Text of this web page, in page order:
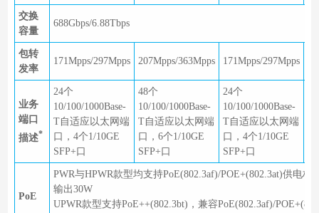
交换
容量
688Gbps/6.88Tbps
包转
发率
171Mpps/297Mpps 207Mpps/363Mpps 171Mpps/297Mpps
业务
端口
描述*
24个
10/100/1000Base-
T自适应以太网端
口，4个1/10GE
SFP+口
48个
10/100/1000Base-
T自适应以太网端
口，6个1/10GE
SFP+口
24个
10/100/1000Base-
T自适应以太网端
口，4个1/10GE
SFP+口
PoE
PWR与HPWR款型均支持PoE(802.3af)/POE+(802.3at)供电标
输出30W
UPWR款型支持PoE++(802.3bt)，兼容PoE(802.3af)/